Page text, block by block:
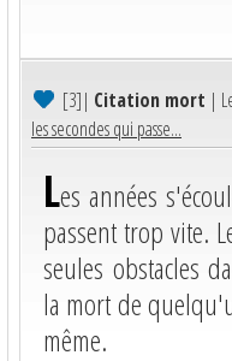
[3]| Citation mort |
les secondes qui passe...
Les années
passent trop vite.
seules obstacles
la mort de
même.